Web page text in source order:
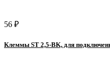
56 ₽
Клеммы ST 2,5-BK, для